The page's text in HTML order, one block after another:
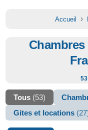
Accueil ›
Tous (53)
Gites et locations